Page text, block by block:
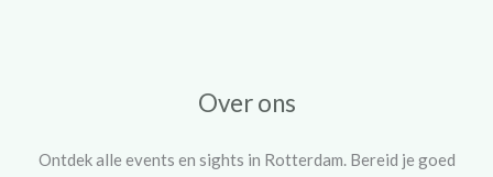
Over ons
Ontdek alle events en sights in Rotterdam. Bereid je goed